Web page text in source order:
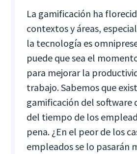
La gamificación ha
contextos y áreas,
la tecnología es
puede que sea el
para mejorar la
trabajo. Sabemos que
gamificación del software
del tiempo de los
pena. ¿En el peor de los
empleados se lo pasarán